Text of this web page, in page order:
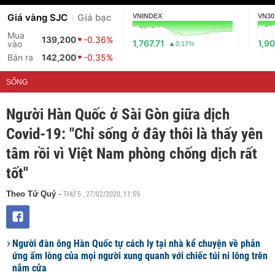
Giá vàng SJC Giá bạc
Mua
vào
139,200
-0.36%
Bán ra
142,200 -0.35%
VNINDEX
1,767.71 0.17%
VN30
SỐNG
Người Hàn Quốc ở Sài Gòn giữa dịch
Covid-19: "Chỉ sống ở đây thôi là thấy yên
tâm rồi vì Việt Nam phòng chống dịch rất
tốt"
Theo Tứ Quý - THỨ 5 , 27/02/2020, 11:59
Người đàn ông Hàn Quốc tự cách ly tại nhà kể chuyện về phản
ứng ấm lòng của mọi người xung quanh với chiếc túi ni lông trên
nắm cửa